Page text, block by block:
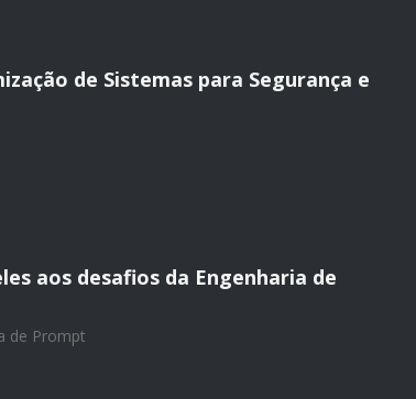
de Sistemas para Segurança e
aos desafios da Engenharia de
de Prompt